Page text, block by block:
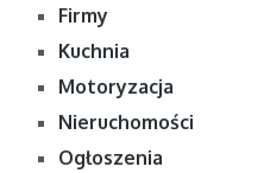
Firmy
Kuchnia
Motoryzacja
Nieruchomości
Ogłoszenia